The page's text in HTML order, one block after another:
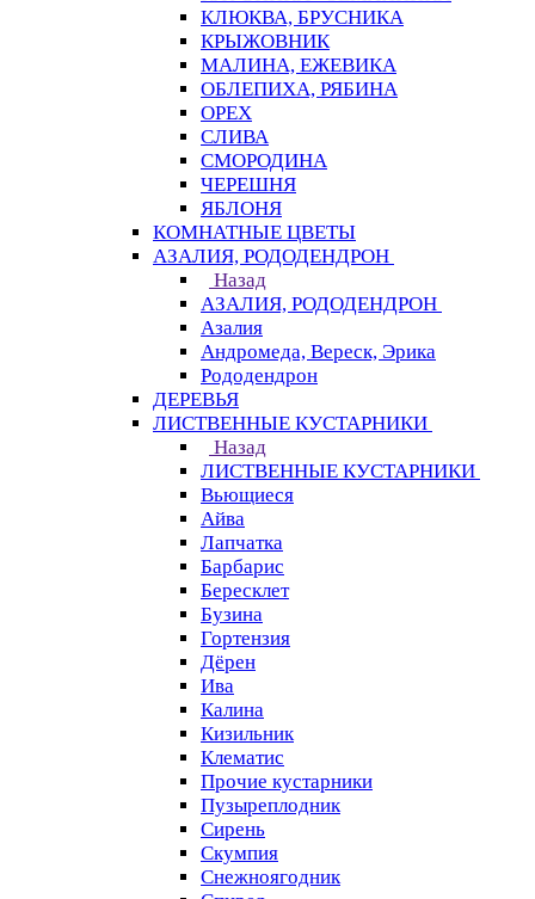
КЛЮКВА, БРУСНИКА
КРЫЖОВНИК
МАЛИНА, ЕЖЕВИКА
ОБЛЕПИХА, РЯБИНА
ОРЕХ
СЛИВА
СМОРОДИНА
ЧЕРЕШНЯ
ЯБЛОНЯ
КОМНАТНЫЕ ЦВЕТЫ
АЗАЛИЯ, РОДОДЕНДРОН
Назад
АЗАЛИЯ, РОДОДЕНДРОН
Азалия
Андромеда, Вереск, Эрика
Рододендрон
ДЕРЕВЬЯ
ЛИСТВЕННЫЕ КУСТАРНИКИ
Назад
ЛИСТВЕННЫЕ КУСТАРНИКИ
Вьющиеся
Айва
Лапчатка
Барбарис
Бересклет
Бузина
Гортензия
Дёрен
Ива
Калина
Кизильник
Клематис
Прочие кустарники
Пузыреплодник
Сирень
Скумпия
Снежноягодник